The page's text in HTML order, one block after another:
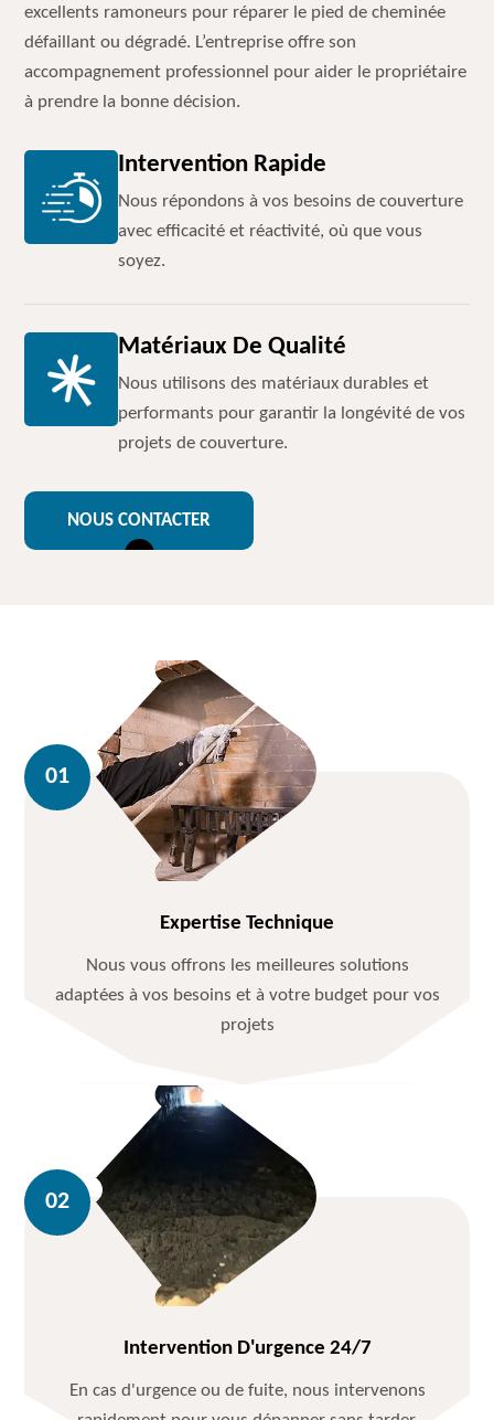
excellents ramoneurs pour réparer le pied de cheminée
défaillant ou dégradé. L’entreprise offre son
accompagnement professionnel pour aider le propriétaire
à prendre la bonne décision.
Intervention Rapide
Nous répondons à vos besoins de couverture
avec efficacité et réactivité, où que vous
soyez.
Matériaux De Qualité
Nous utilisons des matériaux durables et
performants pour garantir la longévité de vos
projets de couverture.
NOUS CONTACTER
Expertise Technique
Nous vous offrons les meilleures solutions
adaptées à vos besoins et à votre budget pour vos
projets
Intervention D'urgence 24/7
En cas d'urgence ou de fuite, nous intervenons